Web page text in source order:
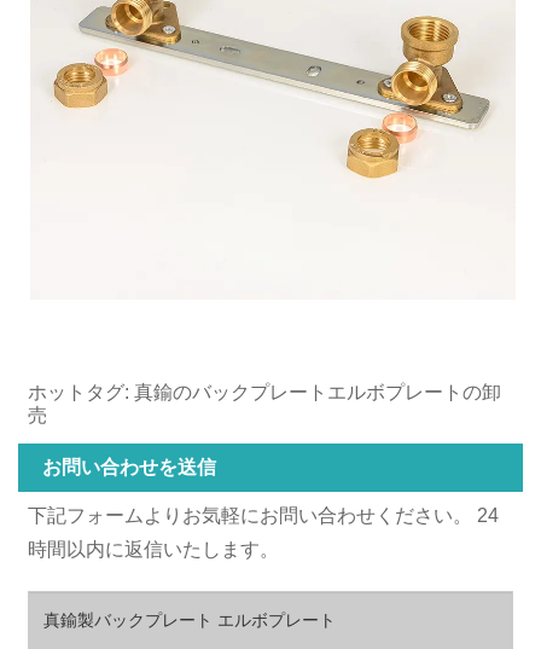
ホットタグ: 真鍮のバックプレートエルボプレートの卸
売
お問い合わせを送信
下記フォームよりお気軽にお問い合わせください。 24
時間以内に返信いたします。